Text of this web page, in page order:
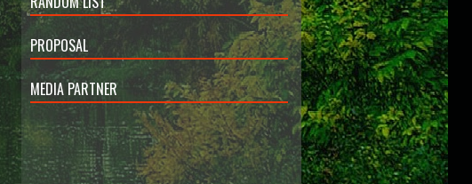
PROPOSAL
MEDIA PARTNER